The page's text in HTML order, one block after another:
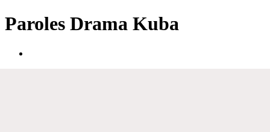
Paroles Drama Kuba